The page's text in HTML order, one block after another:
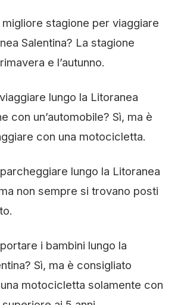
migliore stagione per viaggiare
Salentina? La stagione
e l’autunno.
lungo la Litoranea
con un’automobile? Sì, ma è
con una motocicletta.
lungo la Litoranea
non sempre si trovano posti
i bambini lungo la
Sì, ma è consigliato
motocicletta solamente con